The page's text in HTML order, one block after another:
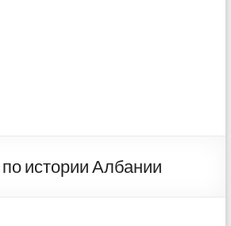
истории Албании